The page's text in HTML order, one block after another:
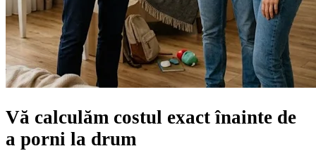
Vă calculăm costul exact înainte de
a porni la drum